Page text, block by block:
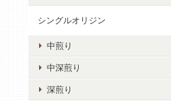
シングルオリジン
中煎り
中深煎り
深煎り